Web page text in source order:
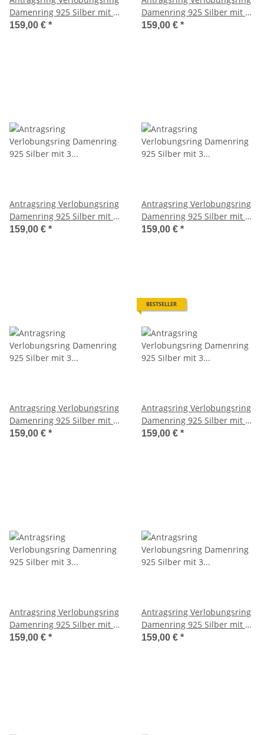
Damenring 925 Silber mit 3
Diamanten und Lasergravur
159,00 € *
Damenring 925 Silber mit 3
Diamanten und Lasergravur
159,00 € *
Antragsring Verlobungsring
Damenring 925 Silber mit 3
Diamanten und Lasergravur
159,00 € *
Antragsring Verlobungsring
Damenring 925 Silber mit 3
Diamanten und Lasergravur
159,00 € *
Antragsring Verlobungsring
Damenring 925 Silber mit 3
Diamanten und Lasergravur
159,00 € *
BESTSELLER
Antragsring Verlobungsring
Damenring 925 Silber mit 3
Diamanten und Lasergravur
159,00 € *
Antragsring Verlobungsring
Damenring 925 Silber mit 3
Diamanten und Lasergravur
159,00 € *
Antragsring Verlobungsring
Damenring 925 Silber mit 3
Diamanten und Lasergravur
159,00 € *